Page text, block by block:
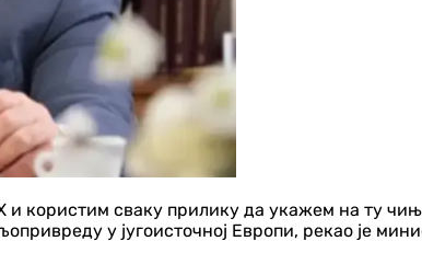
користим сваку прилику да укажем на ту
у југоисточној Европи, рекао је